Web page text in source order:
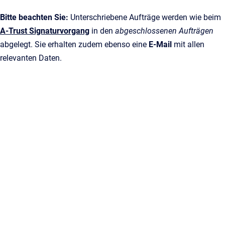
Bitte beachten Sie: Unterschriebene Aufträge werden wie beim
A-Trust Signaturvorgang in den abgeschlossenen Aufträgen
abgelegt. Sie erhalten zudem ebenso eine E-Mail mit allen
relevanten Daten.